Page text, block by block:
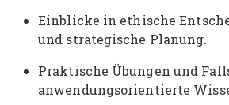
Einblicke in ethische
und strategische Planung.
Praktische Übungen und
anwendungsorientierte